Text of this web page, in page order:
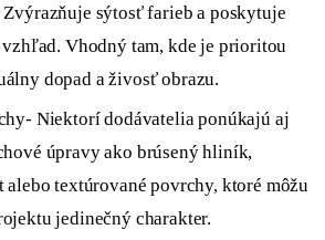
sýtosť farieb a poskytuje
Vhodný tam, kde je prioritou
dopad a živosť obrazu.
Niektorí dodávatelia ponúkajú aj
úpravy ako brúsený hliník,
textúrované povrchy, ktoré môžu
jedinečný charakter.